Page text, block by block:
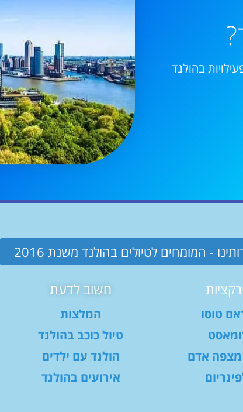
בהולנד
- המומחים לטיולים בהולנד משנת 2016
טוסו
מצפה אדם
חשוב לדעת
המלצות
טיול כוכב בהולנד
הולנד עם ילדים
אירועים בהולנד